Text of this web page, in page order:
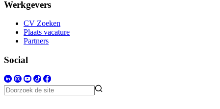
Werkgevers
CV Zoeken
Plaats vacature
Partners
Social